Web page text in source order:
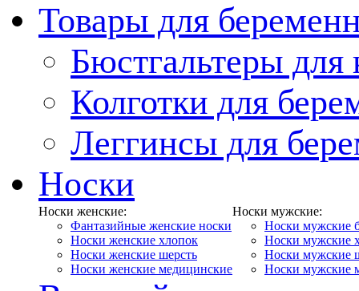
Товары для
Бюстгальтеры
Колготки для
Леггинсы для
Носки
Носки женские:
Фантазийные женские носки
Носки женские хлопок
Носки женские шерсть
Носки женские медицинские
Носки мужские:
Носки мужские
Носки мужские
Носки мужские
Носки мужские